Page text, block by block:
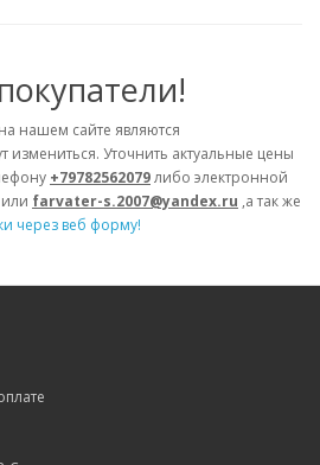
нашем сайте являются
Уточнить актуальные цены
+79782562079либо электронной
или farvater-s.2007@yandex.ru ,а так же
через веб форму!